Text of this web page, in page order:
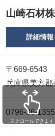
山崎石材
詳細情報
〒669-6543
兵庫県美方郡
0796-36-1355
スクロールできます